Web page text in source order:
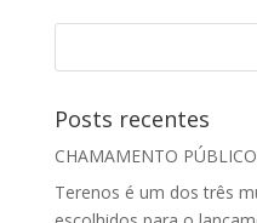
Posts recentes
CHAMAMENTO PÚBLICO
Terenos é um dos três